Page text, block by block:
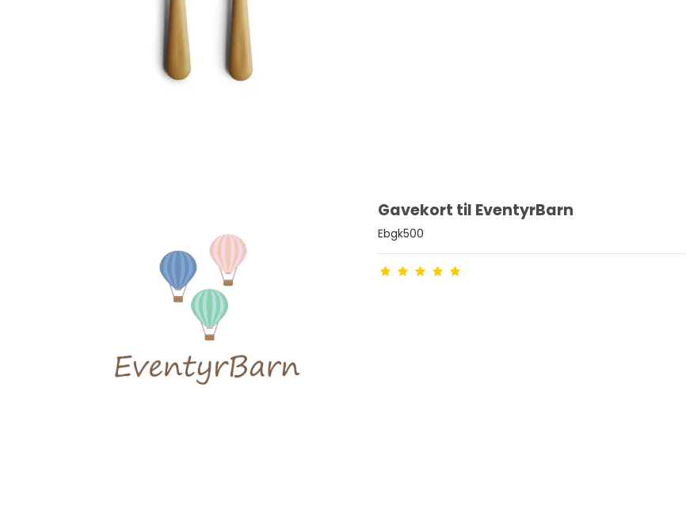
Gavekort til EventyrBarn
Ebgk500